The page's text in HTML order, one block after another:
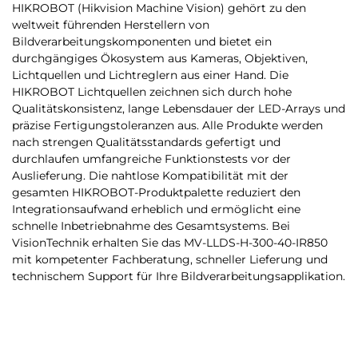
HIKROBOT (Hikvision Machine Vision) gehört zu den
weltweit führenden Herstellern von
Bildverarbeitungskomponenten und bietet ein
durchgängiges Ökosystem aus Kameras, Objektiven,
Lichtquellen und Lichtreglern aus einer Hand. Die
HIKROBOT Lichtquellen zeichnen sich durch hohe
Qualitätskonsistenz, lange Lebensdauer der LED-Arrays und
präzise Fertigungstoleranzen aus. Alle Produkte werden
nach strengen Qualitätsstandards gefertigt und
durchlaufen umfangreiche Funktionstests vor der
Auslieferung. Die nahtlose Kompatibilität mit der
gesamten HIKROBOT-Produktpalette reduziert den
Integrationsaufwand erheblich und ermöglicht eine
schnelle Inbetriebnahme des Gesamtsystems. Bei
VisionTechnik erhalten Sie das MV-LLDS-H-300-40-IR850
mit kompetenter Fachberatung, schneller Lieferung und
technischem Support für Ihre Bildverarbeitungsapplikation.